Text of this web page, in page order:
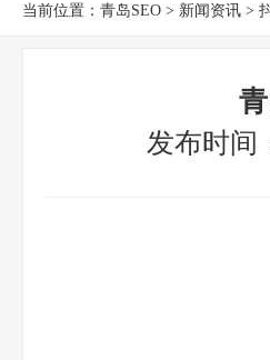
当前位置：青岛SEO > 新闻资讯 >
发布时间